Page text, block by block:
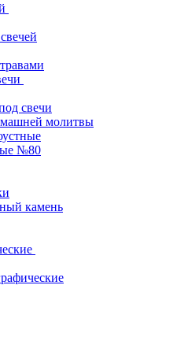
свечи
молитвы
№80
камень